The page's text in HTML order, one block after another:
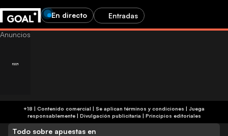
En directo Entradas
+18 | Contenido comercial | Se aplican términos y condiciones | Juega
responsablemente| Divulgación publicitaria | Principios editoriales
Todo sobre apuestas en